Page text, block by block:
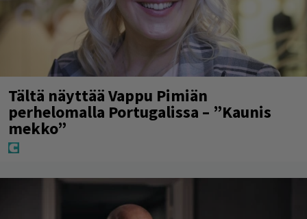
Tältä näyttää Vappu Pimiän
perhelomalla Portugalissa – ”Kaunis
mekko”